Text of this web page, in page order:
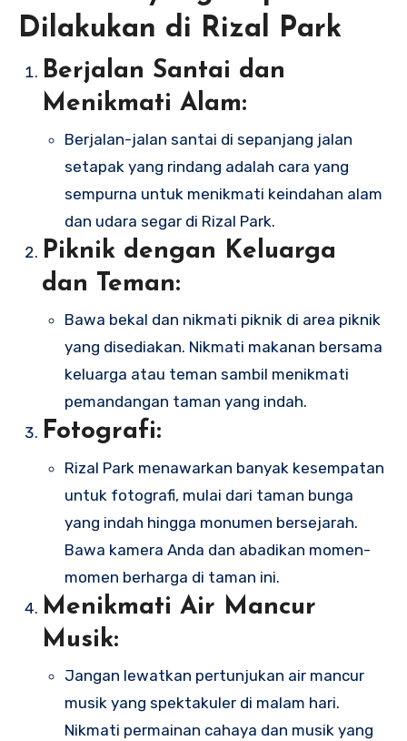
Dilakukan di Rizal Park
Berjalan Santai dan
Menikmati Alam:
Berjalan-jalan santai di sepanjang jalan
setapak yang rindang adalah cara yang
sempurna untuk menikmati keindahan alam
dan udara segar di Rizal Park.
Piknik dengan Keluarga
dan Teman:
Bawa bekal dan nikmati piknik di area piknik
yang disediakan. Nikmati makanan bersama
keluarga atau teman sambil menikmati
pemandangan taman yang indah.
Fotografi:
Rizal Park menawarkan banyak kesempatan
untuk fotografi, mulai dari taman bunga
yang indah hingga monumen bersejarah.
Bawa kamera Anda dan abadikan momen-
momen berharga di taman ini.
Menikmati Air Mancur
Musik:
Jangan lewatkan pertunjukan air mancur
musik yang spektakuler di malam hari.
Nikmati permainan cahaya dan musik yang